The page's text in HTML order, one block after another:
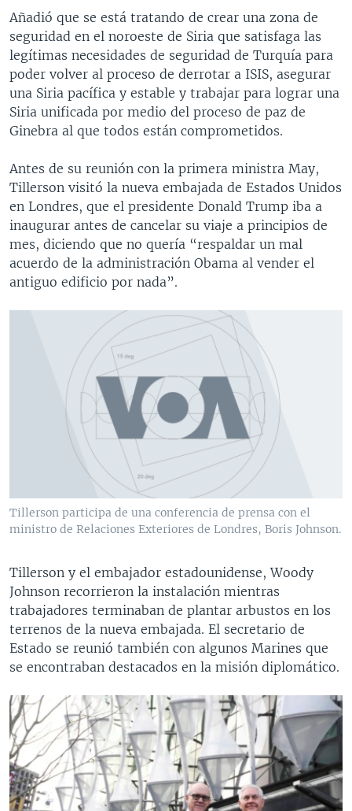
Añadió que se está tratando de crear una zona de
seguridad en el noroeste de Siria que satisfaga las
legítimas necesidades de seguridad de Turquía para
poder volver al proceso de derrotar a ISIS, asegurar
una Siria pacífica y estable y trabajar para lograr una
Siria unificada por medio del proceso de paz de
Ginebra al que todos están comprometidos.
Antes de su reunión con la primera ministra May,
Tillerson visitó la nueva embajada de Estados Unidos
en Londres, que el presidente Donald Trump iba a
inaugurar antes de cancelar su viaje a principios de
mes, diciendo que no quería “respaldar un mal
acuerdo de la administración Obama al vender el
antiguo edificio por nada”.
Tillerson participa de una conferencia de prensa con el
ministro de Relaciones Exteriores de Londres, Boris Johnson.
Tillerson y el embajador estadounidense, Woody
Johnson recorrieron la instalación mientras
trabajadores terminaban de plantar arbustos en los
terrenos de la nueva embajada. El secretario de
Estado se reunió también con algunos Marines que
se encontraban destacados en la misión diplomático.